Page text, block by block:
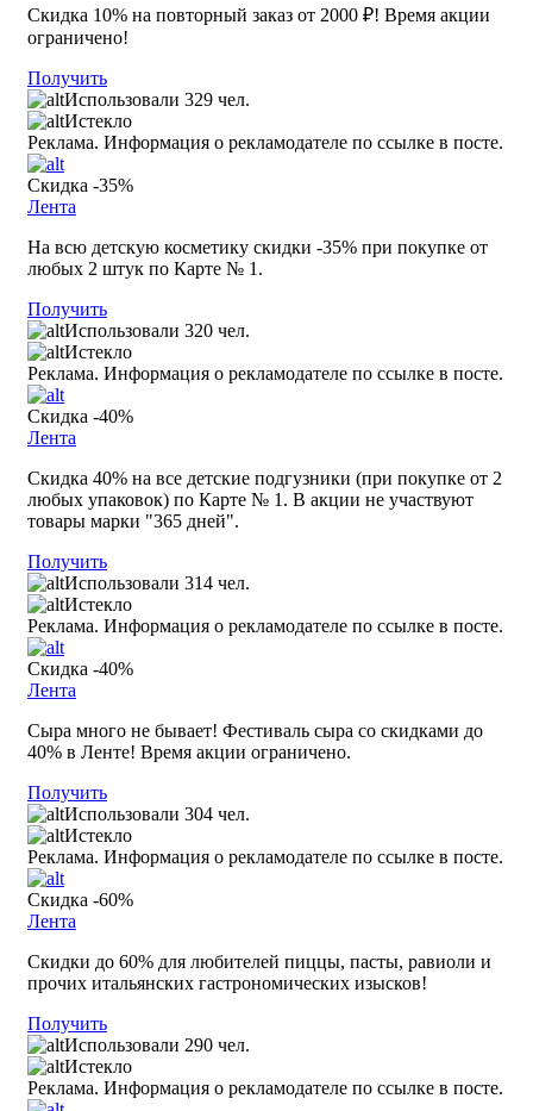
Скидка 10% на повторный заказ от 2000 ₽! Время акции
ограничено!
Получить
Использовали 329 чел.
Истекло
Реклама. Информация о рекламодателе по ссылке в посте.
Скидка -35%
Лента
На всю детскую косметику скидки -35% при покупке от
любых 2 штук по Карте № 1.
Получить
Использовали 320 чел.
Истекло
Реклама. Информация о рекламодателе по ссылке в посте.
Скидка -40%
Лента
Скидка 40% на все детские подгузники (при покупке от 2
любых упаковок) по Карте № 1. В акции не участвуют
товары марки "365 дней".
Получить
Использовали 314 чел.
Истекло
Реклама. Информация о рекламодателе по ссылке в посте.
Скидка -40%
Лента
Сыра много не бывает! Фестиваль сыра со скидками до
40% в Ленте! Время акции ограничено.
Получить
Использовали 304 чел.
Истекло
Реклама. Информация о рекламодателе по ссылке в посте.
Скидка -60%
Лента
Скидки до 60% для любителей пиццы, пасты, равиоли и
прочих итальянских гастрономических изысков!
Получить
Использовали 290 чел.
Истекло
Реклама. Информация о рекламодателе по ссылке в посте.